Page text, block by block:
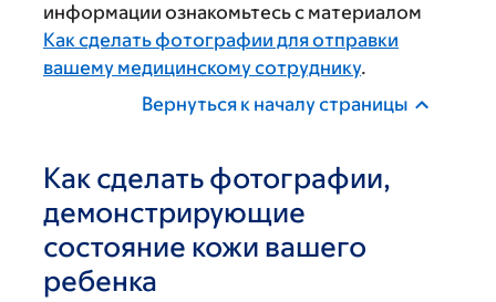
информации ознакомьтесь с материалом
Как сделать фотографии для отправки
вашему медицинскому сотруднику.
Вернуться к началу страницы
Как сделать фотографии,
демонстрирующие
состояние кожи вашего
ребенка